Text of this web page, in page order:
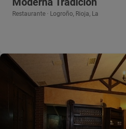
Restaurante · Logroño, Rioja, La